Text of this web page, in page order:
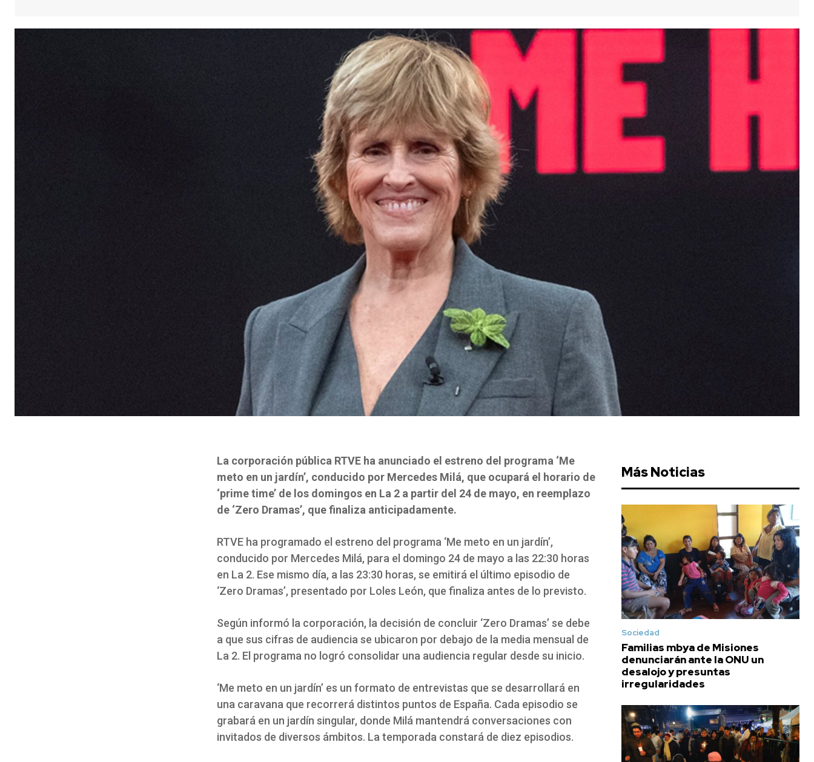
La corporación pública RTVE ha anunciado el estreno del programa ‘Me
meto en un jardín’, conducido por Mercedes Milá, que ocupará el horario de
‘prime time’ de los domingos en La 2 a partir del 24 de mayo, en reemplazo
de ‘Zero Dramas’, que finaliza anticipadamente.
RTVE ha programado el estreno del programa ‘Me meto en un jardín’,
conducido por Mercedes Milá, para el domingo 24 de mayo a las 22:30 horas
en La 2. Ese mismo día, a las 23:30 horas, se emitirá el último episodio de
‘Zero Dramas’, presentado por Loles León, que finaliza antes de lo previsto.
Según informó la corporación, la decisión de concluir ‘Zero Dramas’ se debe
a que sus cifras de audiencia se ubicaron por debajo de la media mensual de
La 2. El programa no logró consolidar una audiencia regular desde su inicio.
‘Me meto en un jardín’ es un formato de entrevistas que se desarrollará en
una caravana que recorrerá distintos puntos de España. Cada episodio se
grabará en un jardín singular, donde Milá mantendrá conversaciones con
invitados de diversos ámbitos. La temporada constará de diez episodios.
Más Noticias
Sociedad
Familias mbya de Misiones
denunciarán ante la ONU un
desalojo y presuntas
irregularidades